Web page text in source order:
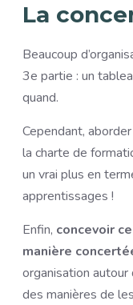
La
Beaucoup
3e partie : un
quand.
Cependant,
la charte de
un vrai plus en
apprentissages !
Enfin, concevoir
manière
organisation
des manières de